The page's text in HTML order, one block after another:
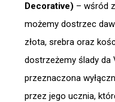
Decorative) – wśród
możemy dostrzec
złota, srebra oraz
dostrzeżemy ślady da
przeznaczona
przez jego ucznia,